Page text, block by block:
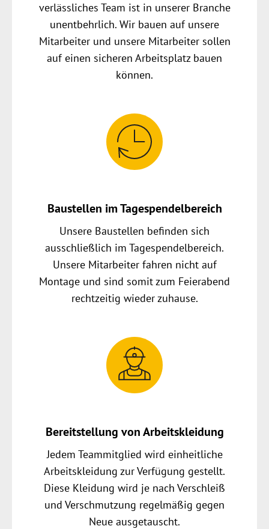
verlässliches Team ist in unserer Branche
unentbehrlich. Wir bauen auf unsere
Mitarbeiter und unsere Mitarbeiter sollen
auf einen sicheren Arbeitsplatz bauen
können.
Baustellen im Tagespendelbereich
Unsere Baustellen befinden sich
ausschließlich im Tagespendelbereich.
Unsere Mitarbeiter fahren nicht auf
Montage und sind somit zum Feierabend
rechtzeitig wieder zuhause.
Bereitstellung von Arbeitskleidung
Jedem Teammitglied wird einheitliche
Arbeitskleidung zur Verfügung gestellt.
Diese Kleidung wird je nach Verschleiß
und Verschmutzung regelmäßig gegen
Neue ausgetauscht.